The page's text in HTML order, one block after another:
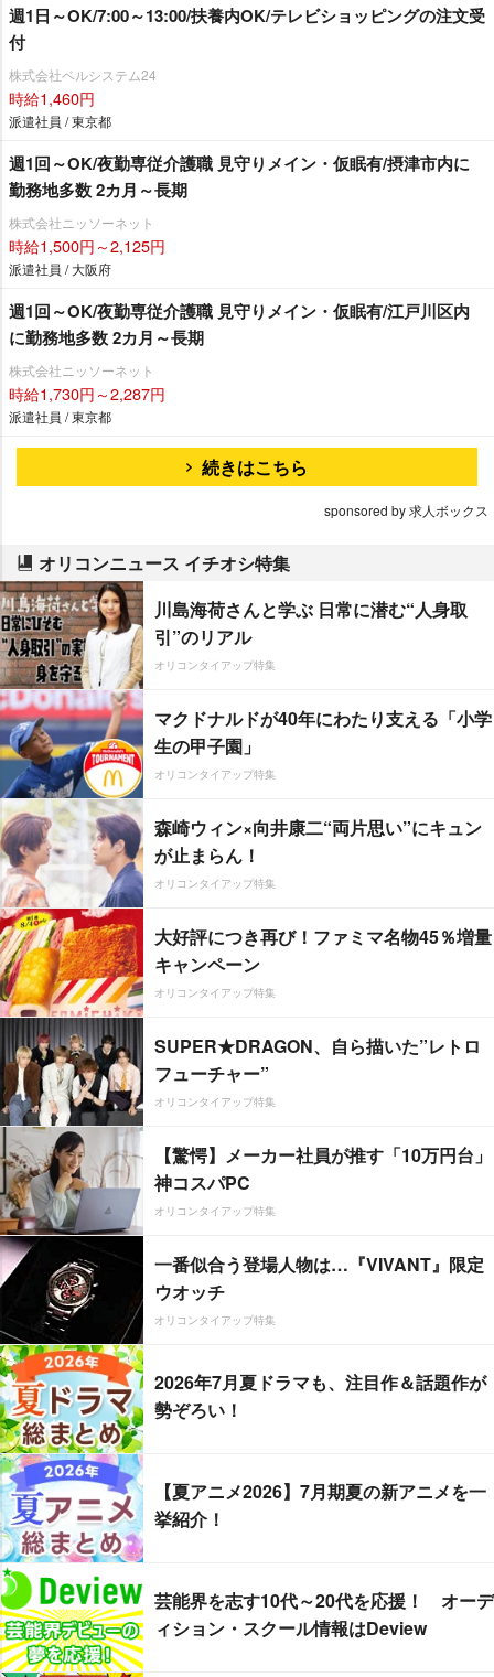
週1日～OK/7:00～13:00/扶養内OK/テレビショッピングの注文受
付
株式会社ベルシステム24
時給1,460円
派遣社員 / 東京都
週1回～OK/夜勤専従介護職 見守りメイン・仮眠有/摂津市内に
勤務地多数 2カ月～長期
株式会社ニッソーネット
時給1,500円～2,125円
派遣社員 / 大阪府
週1回～OK/夜勤専従介護職 見守りメイン・仮眠有/江戸川区内
に勤務地多数 2カ月～長期
株式会社ニッソーネット
時給1,730円～2,287円
派遣社員 / 東京都
続きはこちら
sponsored by 求人ボックス
オリコンニュース イチオシ特集
川島海荷さんと学ぶ 日常に潜む“人身取
引”のリアル
オリコンタイアップ特集
マクドナルドが40年にわたり支える「小学
生の甲子園」
オリコンタイアップ特集
森崎ウィン×向井康二“両片思い”にキュン
が止まらん！
オリコンタイアップ特集
大好評につき再び！ファミマ名物45％増量
キャンペーン
オリコンタイアップ特集
SUPER★DRAGON、自ら描いた”レトロ
フューチャー”
オリコンタイアップ特集
【驚愕】メーカー社員が推す「10万円台」
神コスパPC
オリコンタイアップ特集
一番似合う登場人物は…『VIVANT』限定
ウオッチ
オリコンタイアップ特集
2026年7月夏ドラマも、注目作＆話題作が
勢ぞろい！
【夏アニメ2026】7月期夏の新アニメを一
挙紹介！
芸能界を志す10代～20代を応援！ オーデ
ィション・スクール情報はDeview